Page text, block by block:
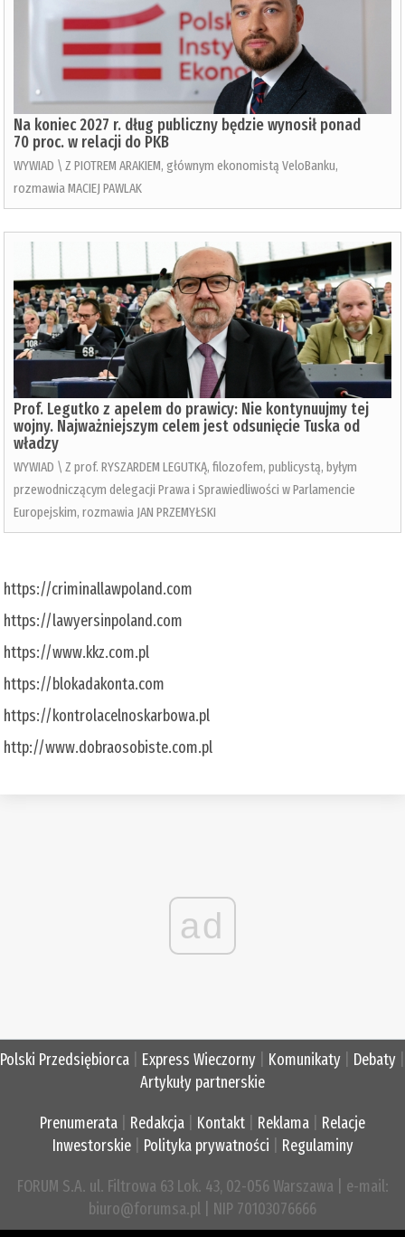
Na koniec 2027 r. dług publiczny będzie wynosił ponad
70 proc. w relacji do PKB
WYWIAD \ Z PIOTREM ARAKIEM, głównym ekonomistą VeloBanku,
rozmawia MACIEJ PAWLAK
Prof. Legutko z apelem do prawicy: Nie kontynuujmy tej
wojny. Najważniejszym celem jest odsunięcie Tuska od
władzy
WYWIAD \ Z prof. RYSZARDEM LEGUTKĄ, filozofem, publicystą, byłym
przewodniczącym delegacji Prawa i Sprawiedliwości w Parlamencie
Europejskim, rozmawia JAN PRZEMYŁSKI
https://criminallawpoland.com
https://lawyersinpoland.com
https://www.kkz.com.pl
https://blokadakonta.com
https://kontrolacelnoskarbowa.pl
http://www.dobraosobiste.com.pl
ad
Polski Przedsiębiorca Express Wieczorny Komunikaty Debaty
Artykuły partnerskie
Prenumerata Redakcja Kontakt Reklama
Relacje
Inwestorskie| Polityka prywatności Regulaminy
FORUM S.A. ul. Filtrowa 63 Lok. 43, 02-056 Warszawa | e-mail:
biuro@forumsa.pl | NIP 70103076666